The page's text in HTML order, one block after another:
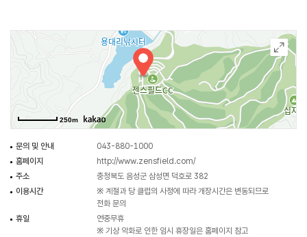
250m
문의 및 안내
043-880-1000
홈페이지
http://www.zensfield.com/
주소
충청북도 음성군 삼성면 덕호로 382
이용시간
※ 계절과 당 클럽의 사정에 따라 개장시간은 변동되므로
전화 문의
휴일
연중무휴
※ 기상 악화로 인한 임시 휴장일은 홈페이지 참고